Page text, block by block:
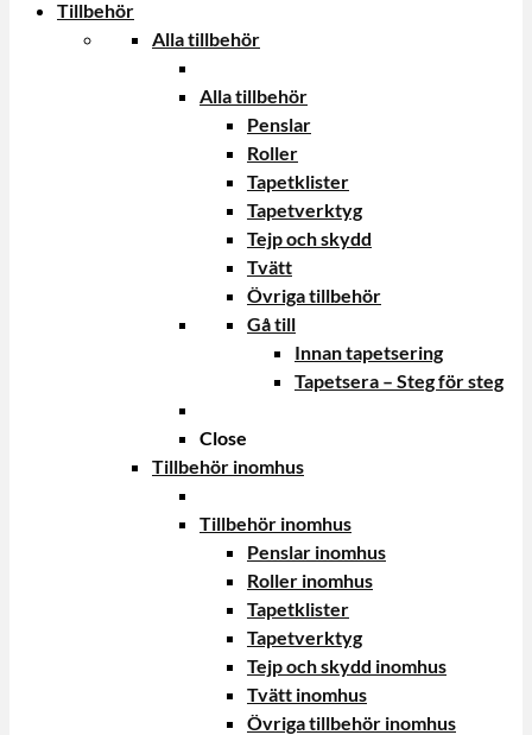
Tillbehör
Alla tillbehör
Alla tillbehör
Penslar
Roller
Tapetklister
Tapetverktyg
Tejp och skydd
Tvätt
Övriga tillbehör
Gå till
Innan tapetsering
Tapetsera – Steg för steg
Close
Tillbehör inomhus
Tillbehör inomhus
Penslar inomhus
Roller inomhus
Tapetklister
Tapetverktyg
Tejp och skydd inomhus
Tvätt inomhus
Övriga tillbehör inomhus